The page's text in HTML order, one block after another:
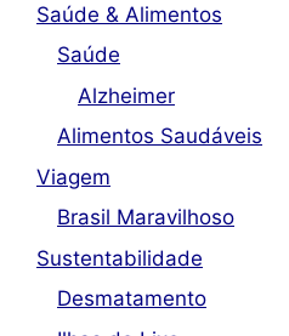
Saúde & Alimentos
Saúde
Alzheimer
Alimentos Saudáveis
Viagem
Brasil Maravilhoso
Sustentabilidade
Desmatamento